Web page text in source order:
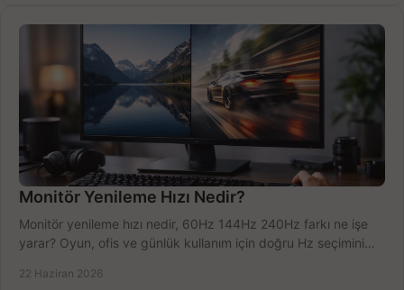
Monitör Yenileme Hızı Nedir?
Monitör yenileme hızı nedir, 60Hz 144Hz 240Hz farkı ne işe
yarar? Oyun, ofis ve günlük kullanım için doğru Hz seçimini
22 Haziran 2026